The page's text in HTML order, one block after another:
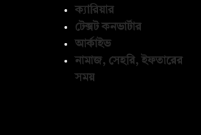
ক্যারিয়ার
টেক্সট কনভার্টার
আর্কাইভ
নামাজ, সেহরি, ইফতারের
সময়